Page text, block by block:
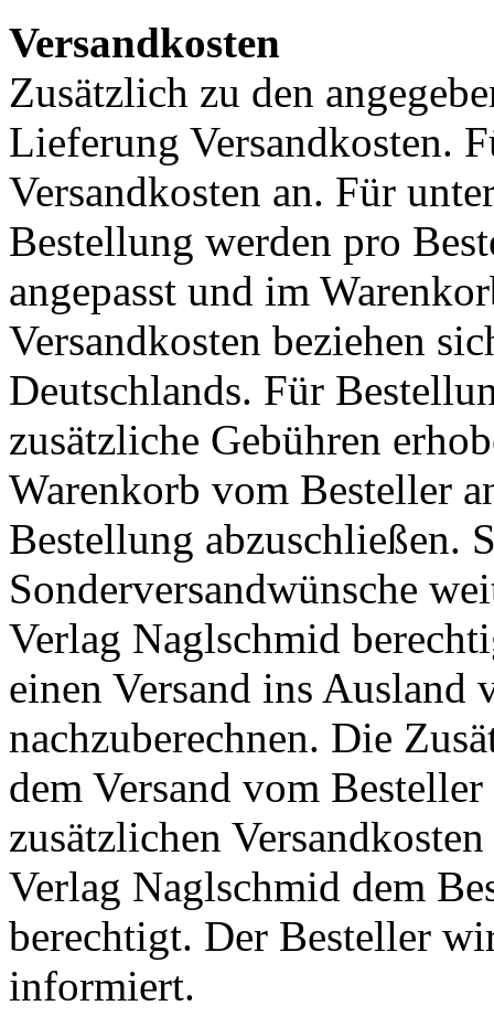
Versandkosten
Zusätzlich zu den
Lieferung Versandkosten.
Versandkosten an. Für
Bestellung werden pro
angepasst und im
Versandkosten beziehen
Deutschlands. Für
zusätzliche Gebühren
Warenkorb vom Besteller
Bestellung abzuschließen.
Sonderversandwünsche
Verlag Naglschmid
einen Versand ins Ausland
nachzuberechnen. Die
dem Versand vom
zusätzlichen
Verlag Naglschmid dem
berechtigt. Der Besteller
informiert.